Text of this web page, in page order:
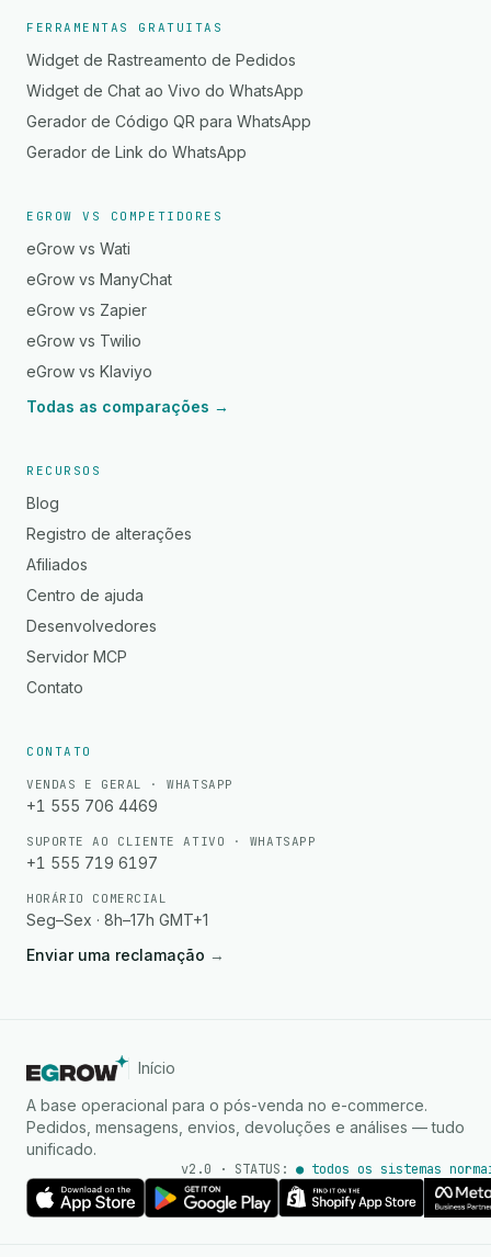
FERRAMENTAS GRATUITAS
Widget de Rastreamento de Pedidos
Widget de Chat ao Vivo do WhatsApp
Gerador de Código QR para WhatsApp
Gerador de Link do WhatsApp
EGROW VS COMPETIDORES
eGrow vs Wati
eGrow vs ManyChat
eGrow vs Zapier
eGrow vs Twilio
eGrow vs Klaviyo
Todas as comparações →
RECURSOS
Blog
Registro de alterações
Afiliados
Centro de ajuda
Desenvolvedores
Servidor MCP
Contato
CONTATO
VENDAS E GERAL · WHATSAPP
+1 555 706 4469
SUPORTE AO CLIENTE ATIVO · WHATSAPP
+1 555 719 6197
HORÁRIO COMERCIAL
Seg–Sex · 8h–17h GMT+1
Enviar uma reclamação →
Início
A base operacional para o pós-venda no e-commerce.
Pedidos, mensagens, envios, devoluções e análises — tudo
unificado.
v2.0 · STATUS: ● todos os sistemas